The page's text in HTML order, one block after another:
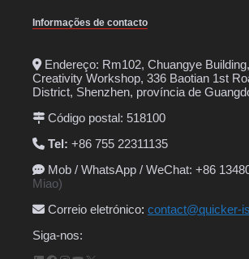
Informações de contacto
Endereço: Rm102, Chuangye
Creativity Workshop, 336 Baotian 1st
District, Shenzhen, província de
Código postal: 518100
Tel: +86 755 22311135
Mob / WhatsApp / WeChat: +86
Miao)
Correio eletrónico: contact@quicker-
Siga-nos: